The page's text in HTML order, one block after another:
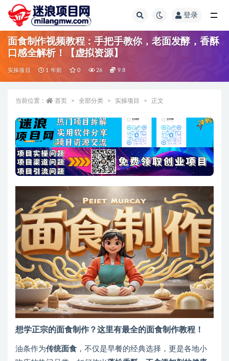
登录
面食制作视频教程：手把手教你，老面发酵，香酥
口感全解析！【虚拟资源】
实操项目 1 年前 0 26 9.8
当前位置： 首页 全部分类 实操项目 正文
想学正宗的面食制作？这里有最全的面食制作教程！
油条作为传统面食 ，不仅是早餐的经典选择，更是各地小
全部